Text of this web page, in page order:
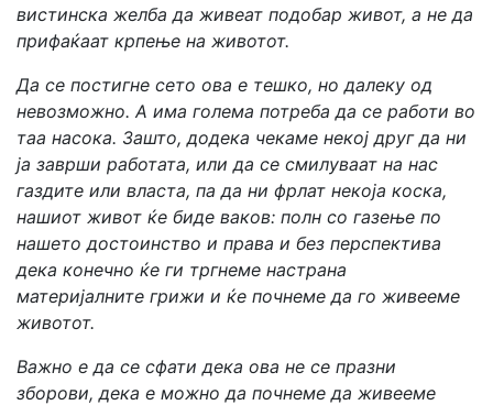
вистинска желба да живеат подобар живот, а не да
прифаќаат крпење на животот.
Да се постигне сето ова е тешко, но далеку од
невозможно. А има голема потреба да се работи во
таа насока. Зашто, додека чекаме некој друг да ни
ја заврши работата, или да се смилуваат на нас
газдите или власта, па да ни фрлат некоја коска,
нашиот живот ќе биде ваков: полн со газење по
нашето достоинство и права и без перспектива
дека конечно ќе ги тргнеме настрана
материјалните грижи и ќе почнеме да го живееме
животот.
Важно е да се сфати дека ова не се празни
зборови, дека е можно да почнеме да живееме